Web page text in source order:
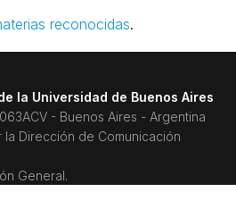
reconocidas.
la Universidad de Buenos Aires
- Buenos Aires - Argentina
Dirección de Comunicación
General.